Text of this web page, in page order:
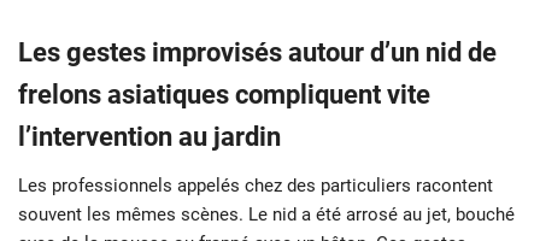
Les gestes improvisés autour d’un nid de
frelons asiatiques compliquent vite
l’intervention au jardin
Les professionnels appelés chez des particuliers racontent
souvent les mêmes scènes. Le nid a été arrosé au jet, bouché